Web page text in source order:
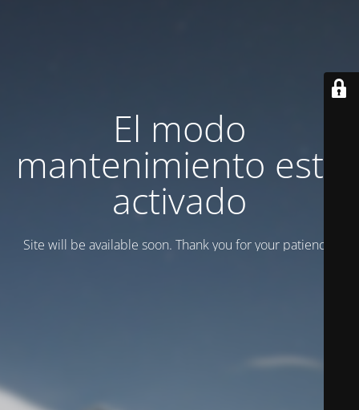
El modo
mantenimiento está
activado
Site will be available soon. Thank you for your patience!